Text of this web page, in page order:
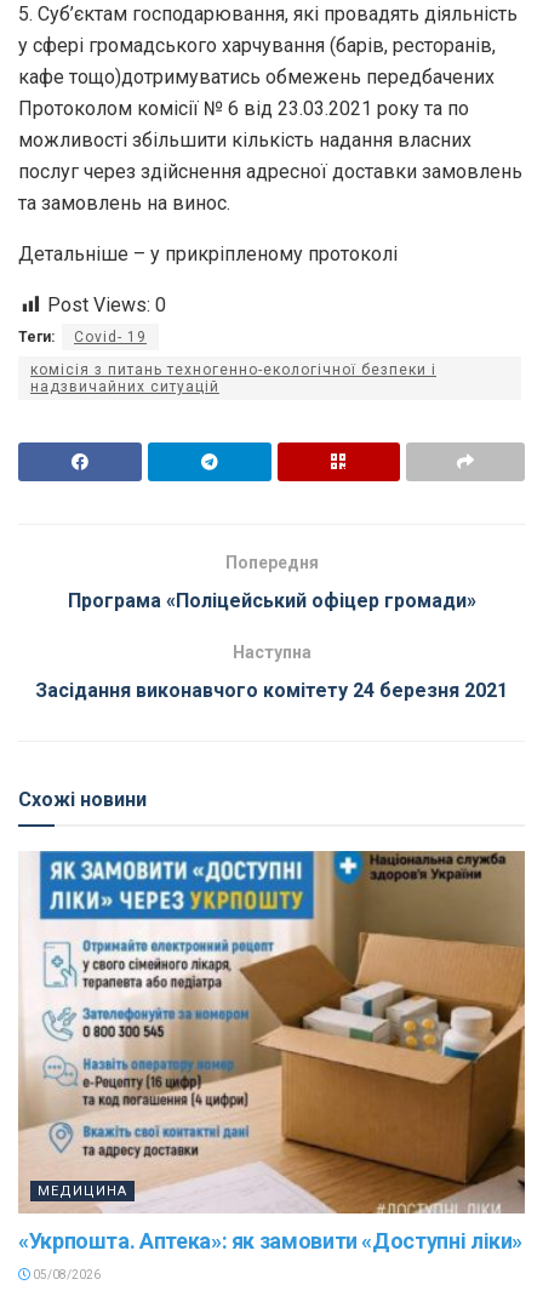
5. Суб’єктам господарювання, які провадять діяльність
у сфері громадського харчування (барів, ресторанів,
кафе тощо)дотримуватись обмежень передбачених
Протоколом комісії № 6 від 23.03.2021 року та по
можливості збільшити кількість надання власних
послуг через здійснення адресної доставки замовлень
та замовлень на винос.
Детальніше – у прикріпленому протоколі
Post Views: 0
Теги:
Covid- 19
комісія з питань техногенно-екологічної безпеки і
надзвичайних ситуацій
Попередня
Програма «Поліцейський офіцер громади»
Наступна
Засідання виконавчого комітету 24 березня 2021
Схожі новини
МЕДИЦИНА
«Укрпошта. Аптека»: як замовити «Доступні ліки»
05/08/2026